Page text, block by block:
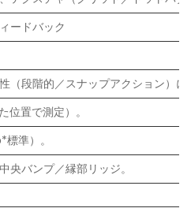
ードバック
（段階的／スナップアクション）
置で測定）。
準）。
央バンプ／縁部リッジ。